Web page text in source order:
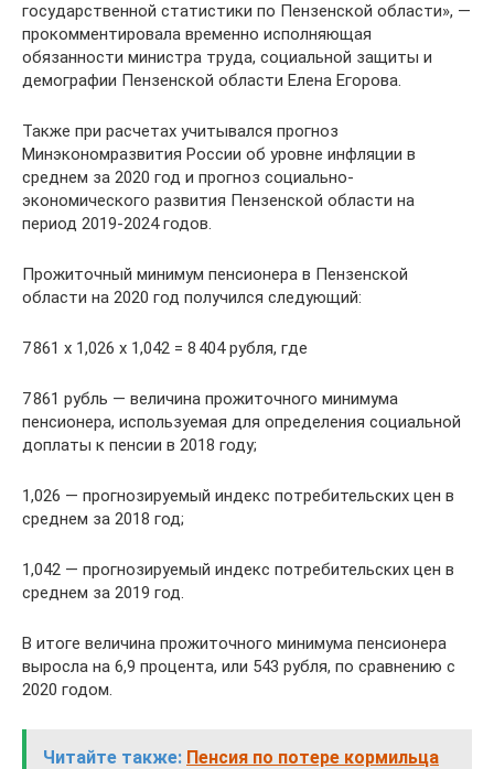
государственной статистики по Пензенской области», —
прокомментировала временно исполняющая
обязанности министра труда, социальной защиты и
демографии Пензенской области Елена Егорова.
Также при расчетах учитывался прогноз
Минэкономрaзвития России об уровне инфляции в
среднем за 2020 год и прогноз социально­-
экономического развития Пензенской области на
период 2019-2024 годов.
Прожиточный минимум пенсионера в Пензенской
области на 2020 год получился следующий:
7 861 х 1,026 х 1,042 = 8 404 рубля, где
7 861 рубль — величина прожиточного минимума
пенсионера, используемая для определения социальной
доплаты к пенсии в 2018 году;
1,026 — прогнозируемый индекс потребительских цен в
среднем за 2018 год;
1,042 — прогнозируемый индекс потребительских цен в
среднем за 2019 год.
В итоге величина прожиточного минимума пенсионера
выросла на 6,9 процента, или 543 рубля, по сравнению с
2020 годом.
Читайте также: Пенсия по потере кормильца